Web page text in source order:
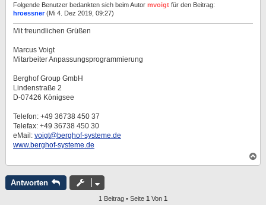
Folgende Benutzer bedankten sich beim Autor mvoigt für den Beitrag:
hroessner(Mi 4. Dez 2019, 09:27)
Mit freundlichen Grüßen
Marcus Voigt
Mitarbeiter Anpassungsprogrammierung
Berghof Group GmbH
Lindenstraße 2
D-07426 Königsee
Telefon: +49 36738 450 37
Telefax: +49 36738 450 30
eMail: voigt@berghof-systeme.de
www.berghof-systeme.de
a
Antworten
1 Beitrag • Seite 1 Von 1